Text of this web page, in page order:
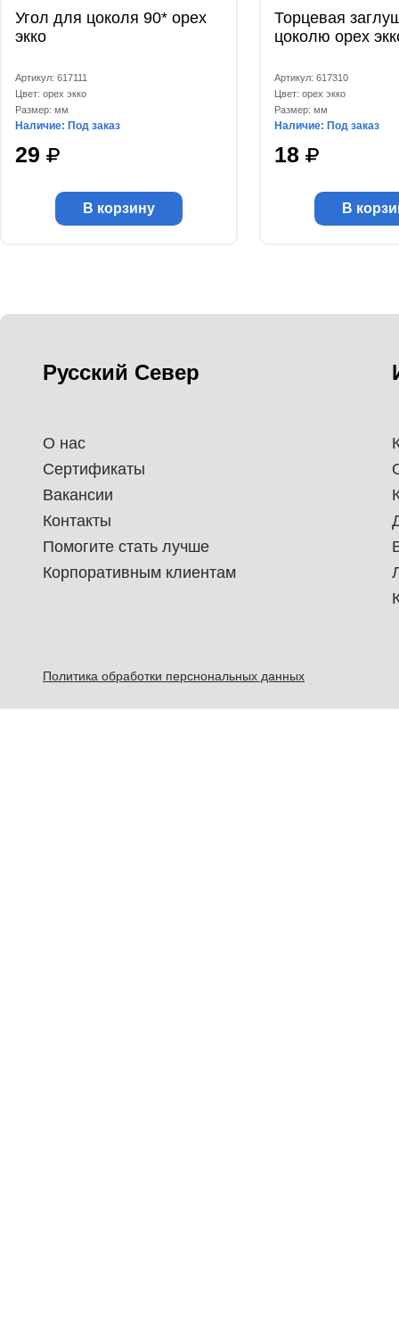
Угол для цоколя 90* орех
экко
Артикул: 617111
Цвет: орех экко
Размер: мм
Наличие: Под заказ
29
В корзину
Торцевая
цоколю орех
Артикул: 617310
Цвет: орех экко
Размер: мм
Наличие: Под заказ
18
В
Русский Север
О нас
Сертификаты
Вакансии
Контакты
Помогите стать лучше
Корпоративным клиентам
Политика обработки перснональных данных